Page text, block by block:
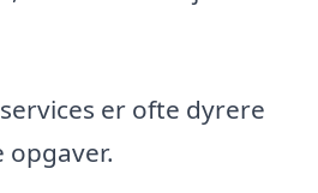
er ofte dyrere
opgaver.